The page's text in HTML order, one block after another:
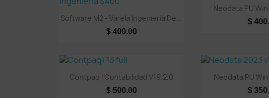
 Vista rápida
Software M2 - Varela Ingeniería De...
$ 400.00
Vista
Neodata PU
$
 Vista rápida
Contpaq I Contabilidad V19.2.0
$ 500.00
Vista
Neodata PU
$